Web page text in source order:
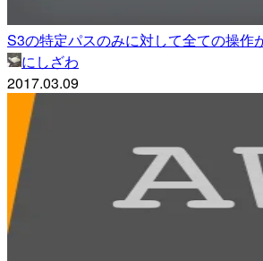
S3の特定パスのみに対して全ての操作
にしざわ
2017.03.09